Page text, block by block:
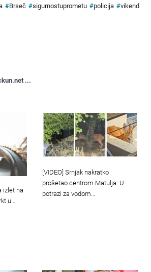
#Brseč #sigurnostuprometu #policija #vikend
...
izlet na
u…
[VIDEO] Srnjak nakratko
prošetao centrom Matulja: U
potrazi za vodom…